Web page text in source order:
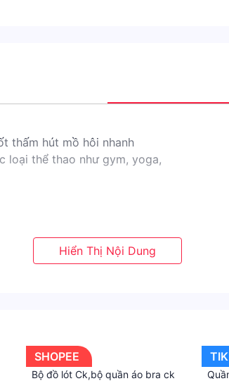
thấm hút mồ hôi nhanh
loại thể thao như gym, yoga,
cạnh đó, tuỳ vào loại sản phẩm,
khẩu (đối với đơn hàng giao từ
SHOPEE
Bộ đồ lót Ck,bộ quần áo bra ck